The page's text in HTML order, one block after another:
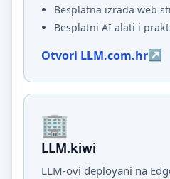
Besplatna izrada web
Besplatni AI alati i
Otvori LLM.com.hr
LLM.kiwi
LLM-ovi deployani na